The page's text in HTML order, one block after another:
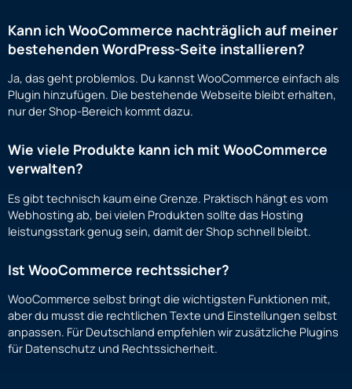
Kann ich WooCommerce nachträglich auf meiner
bestehenden WordPress-Seite installieren?
Ja, das geht problemlos. Du kannst WooCommerce einfach als
Plugin hinzufügen. Die bestehende Webseite bleibt erhalten,
nur der Shop-Bereich kommt dazu.
Wie viele Produkte kann ich mit WooCommerce
verwalten?
Es gibt technisch kaum eine Grenze. Praktisch hängt es vom
Webhosting ab, bei vielen Produkten sollte das Hosting
leistungsstark genug sein, damit der Shop schnell bleibt.
Ist WooCommerce rechtssicher?
WooCommerce selbst bringt die wichtigsten Funktionen mit,
aber du musst die rechtlichen Texte und Einstellungen selbst
anpassen. Für Deutschland empfehlen wir zusätzliche Plugins
für Datenschutz und Rechtssicherheit.